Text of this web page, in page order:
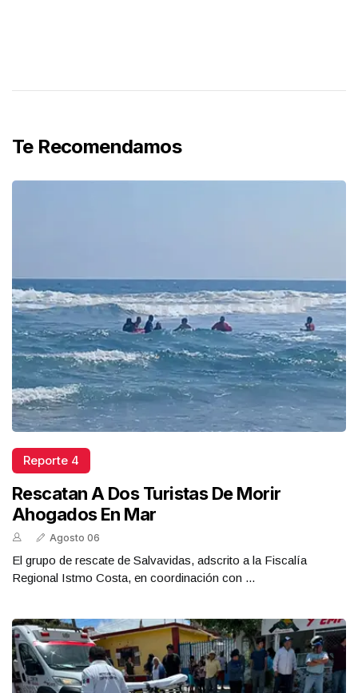
Te Recomendamos
Reporte 4
Rescatan A Dos Turistas De Morir
Ahogados En Mar
Agosto 06
El grupo de rescate de Salvavidas, adscrito a la Fiscalía
Regional Istmo Costa, en coordinación con ...